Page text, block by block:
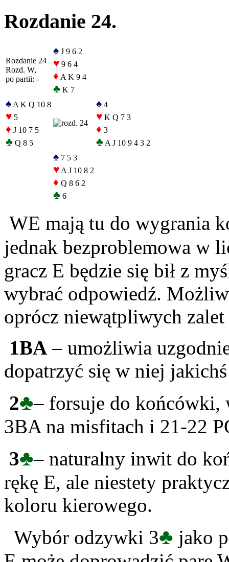
Rozdanie 24.
Rozdanie 24
Rozd. W,
po partii: -
♠ J 9 6 2
♥ 9 6 4
♦ A K 9 4
♣ K 7
♠ A K Q 10 8
♥ 5
♦ J 10 7 5
♣ Q 8 5
♠ 4
♥ K Q 7 3
♦ 3
♣ A J 10 9 4 3 2
♠ 7 5 3
♥ A J 10 8 2
♦ Q 8 6 2
♣ 6
WE mają tu do wygrania
jednak bezproblemowa w
gracz E będzie się bił z
wybrać odpowiedź.
oprócz niewątpliwych
1BA – umożliwia
dopatrzyć się w niej
2♣– forsuje do końcówki,
3BA na misfitach i 21-22
3♣– naturalny inwit do
rękę E, ale niestety
koloru kierowego.
Wybór odzywki 3♣ jako